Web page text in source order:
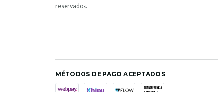
reservados.
MÉTODOS DE PAGO ACEPTADOS